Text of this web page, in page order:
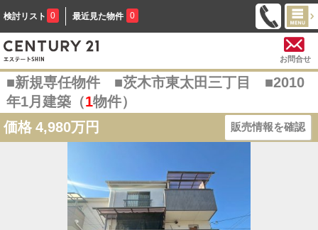
検討リスト 0 最近見た物件 0
お問合せ
■新規専任物件 ■茨木市東太田三丁目 ■2010
年1月建築（1物件）
価格 4,980万円 販売情報を確認